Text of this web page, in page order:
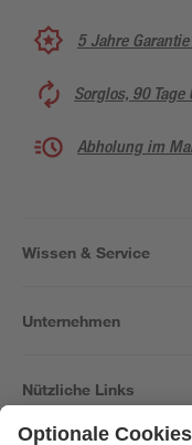
5 Jahre
Sorglos, 90
Abholung im
Wissen & Service
Unternehmen
Nützliche Links